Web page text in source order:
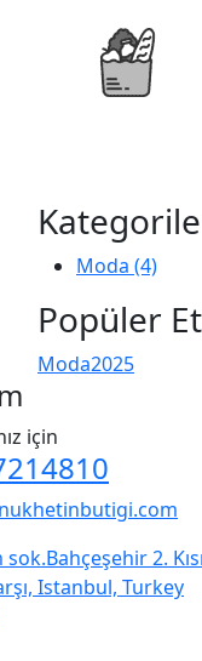
Moda (4)
Popüler
Moda2025
için
sok.Bahçeşehir 2.
Istanbul, Turkey